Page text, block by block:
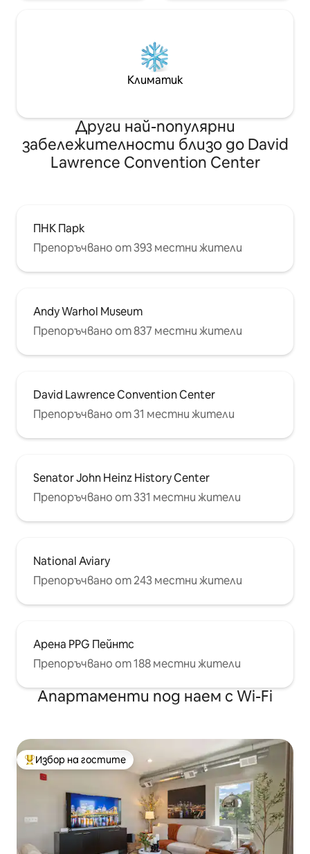
Климатик
Други най-популярни
забележителности близо до David
Lawrence Convention Center
ПНК Парк
Препоръчвано от 393 местни жители
Andy Warhol Museum
Препоръчвано от 837 местни жители
David Lawrence Convention Center
Препоръчвано от 31 местни жители
Senator John Heinz History Center
Препоръчвано от 331 местни жители
National Aviary
Препоръчвано от 243 местни жители
Арена PPG Пейнтс
Препоръчвано от 188 местни жители
Апартаменти под наем с Wi-Fi
Най-популярен избор на гостите
Избор на гостите